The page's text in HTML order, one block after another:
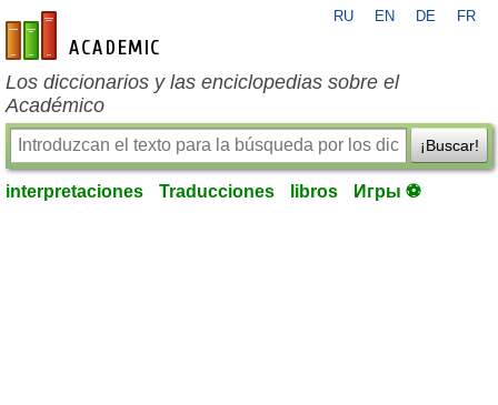
es-academic.com
RU EN DE FR
Los diccionarios y las enciclopedias sobre el
Académico
¡Buscar!
interpretaciones Traducciones libros Игры ⚽